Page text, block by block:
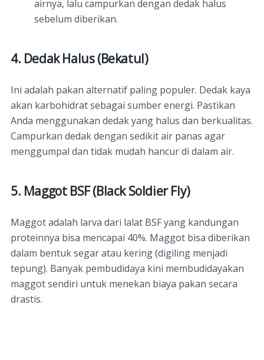
airnya, lalu campurkan dengan dedak halus
sebelum diberikan.
4. Dedak Halus (Bekatul)
Ini adalah pakan alternatif paling populer. Dedak kaya
akan karbohidrat sebagai sumber energi. Pastikan
Anda menggunakan dedak yang halus dan berkualitas.
Campurkan dedak dengan sedikit air panas agar
menggumpal dan tidak mudah hancur di dalam air.
5. Maggot BSF (Black Soldier Fly)
Maggot adalah larva dari lalat BSF yang kandungan
proteinnya bisa mencapai 40%. Maggot bisa diberikan
dalam bentuk segar atau kering (digiling menjadi
tepung). Banyak pembudidaya kini membudidayakan
maggot sendiri untuk menekan biaya pakan secara
drastis.